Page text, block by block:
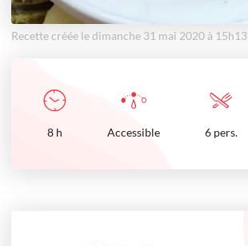
Recette créée le dimanche 31 mai 2020 à 15h13
8 h Accessible 6 pers.